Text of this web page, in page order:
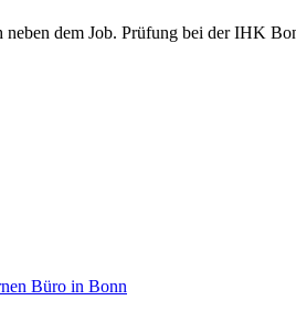
dem Job. Prüfung bei der IHK